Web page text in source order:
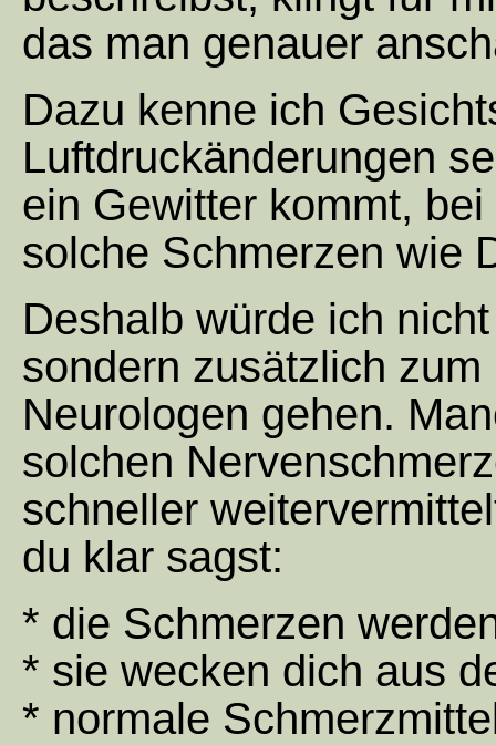
das man genauer
Dazu kenne ich
Luftdruckänderungen
ein Gewitter kommt,
solche Schmerzen wie
Deshalb würde ich
sondern zusätzlich
Neurologen gehen.
solchen
schneller
du klar sagst:
* die Schmerzen
* sie wecken dich aus
* normale